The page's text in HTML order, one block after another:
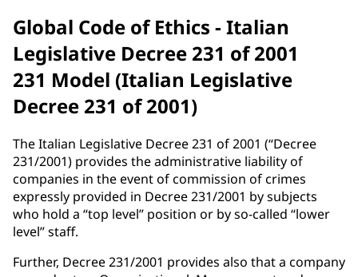
Global Code of Ethics - Italian
Legislative Decree 231 of 2001
231 Model (Italian Legislative
Decree 231 of 2001)
The Italian Legislative Decree 231 of 2001 (“Decree
231/2001) provides the administrative liability of
companies in the event of commission of crimes
expressly provided in Decree 231/2001 by subjects
who hold a “top level” position or by so-called “lower
level” staff.
Further, Decree 231/2001 provides also that a company